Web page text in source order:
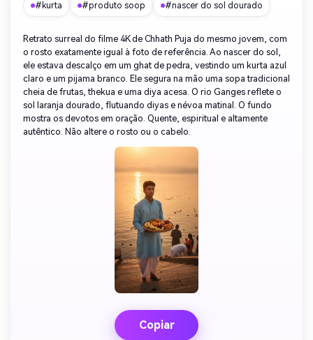
#kurta #produto soop #nascer do sol dourado
Retrato surreal do filme 4K de Chhath Puja do mesmo jovem, com
o rosto exatamente igual à foto de referência. Ao nascer do sol,
ele estava descalço em um ghat de pedra, vestindo um kurta azul
claro e um pijama branco. Ele segura na mão uma sopa tradicional
cheia de frutas, thekua e uma diya acesa. O rio Ganges reflete o
sol laranja dourado, flutuando diyas e névoa matinal. O fundo
mostra os devotos em oração. Quente, espiritual e altamente
autêntico. Não altere o rosto ou o cabelo.
Copiar